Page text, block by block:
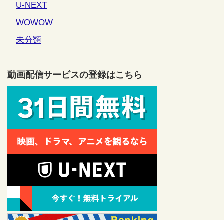
U-NEXT
WOWOW
未分類
動画配信サービスの登録はこちら